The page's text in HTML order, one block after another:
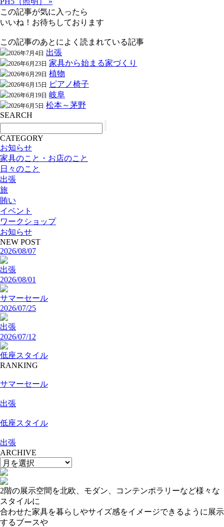
この記事が気に入ったら
いいね！お待ちしております
この記事のあとによく読まれている記事
2026年7月4日 出張
2026年6月23日 家具から始まる家づくり
2026年6月29日 植物
2026年6月15日 ピアノ椅子
2026年6月19日 岐阜
2026年6月5日 松本～茅野
SEARCH
CATEGORY
お知らせ
家具のこと・お店のこと
日々のこと
出張
旅
賄い
イベント
ワークショップ
お知らせ
NEW POST
2026/08/07
出張
2026/08/01
サマーセール
2026/07/25
出張
2026/07/12
低座スタイル
RANKING
サマーセール
出張
低座スタイル
出張
ARCHIVE
2階の展示空間を北欧、モダン、コンテンポラリーなど様々な
スタイルに
合わせた家具を暮らしやサイズ感をイメージできるように展示
するブースや